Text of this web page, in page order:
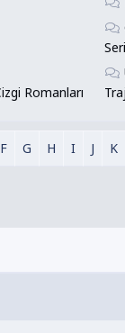
Romanları
F G H I J K